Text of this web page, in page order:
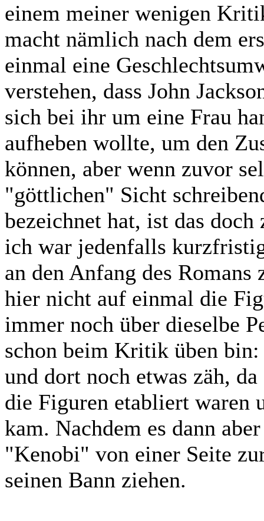
einem meiner wenigen
macht nämlich nach dem
einmal eine
verstehen, dass John
sich bei ihr um eine Frau
aufheben wollte, um den
können, aber wenn zuvor
"göttlichen" Sicht
bezeichnet hat, ist das
ich war jedenfalls
an den Anfang des
hier nicht auf einmal die
immer noch über dieselbe
schon beim Kritik üben
und dort noch etwas zäh,
die Figuren etabliert waren
kam. Nachdem es dann
"Kenobi" von einer Seite
seinen Bann ziehen.